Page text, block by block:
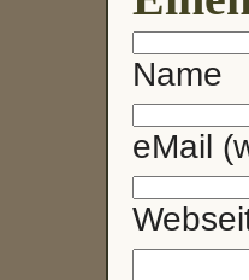
Name
eMail